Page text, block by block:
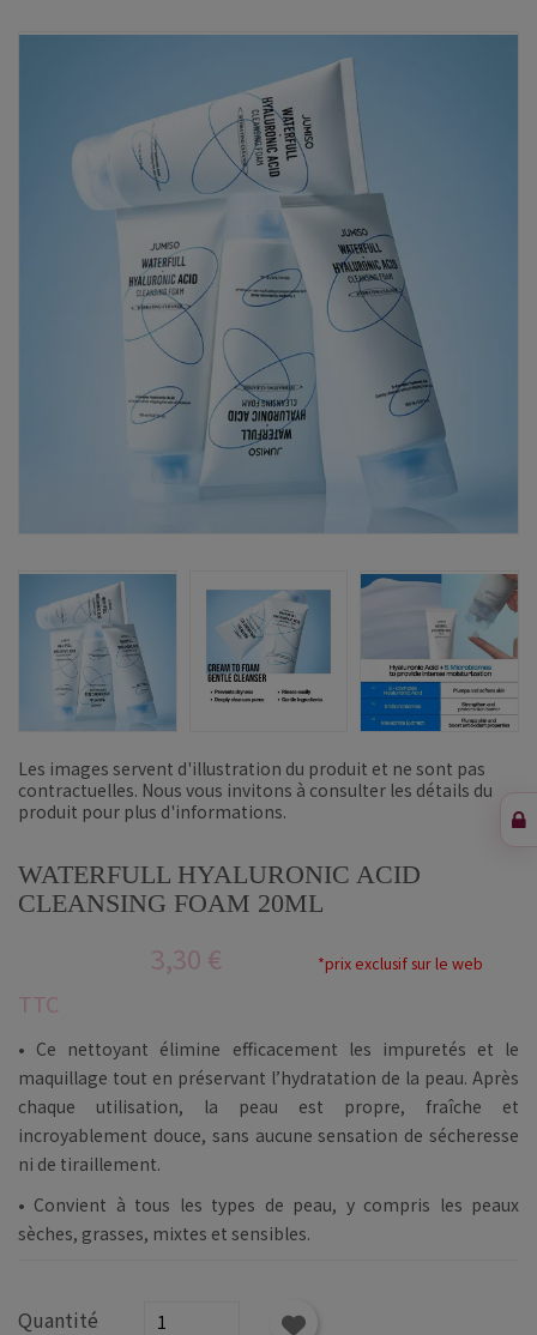
Les images servent d'illustration du produit et ne sont pas
contractuelles. Nous vous invitons à consulter les détails du
produit pour plus d'informations.
WATERFULL HYALURONIC ACID
CLEANSING FOAM 20ML
3,30 € *prix exclusif sur le web
TTC
• Ce nettoyant élimine efficacement les impuretés et le
maquillage tout en préservant l’hydratation de la peau. Après
chaque utilisation, la peau est propre, fraîche et
incroyablement douce, sans aucune sensation de sécheresse
ni de tiraillement.
• Convient à tous les types de peau, y compris les peaux
sèches, grasses, mixtes et sensibles.
Quantité